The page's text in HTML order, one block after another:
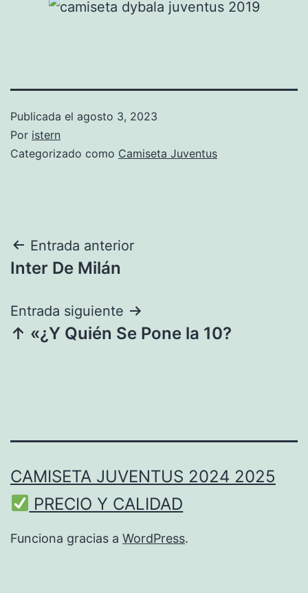
Publicada el agosto 3, 2023
Por istern
Categorizado como Camiseta Juventus
Navegación
de
entradas
Entrada anterior
Inter De Milán
Entrada siguiente
↑ «¿Y Quién Se Pone la 10?
CAMISETA JUVENTUS 2024 2025
PRECIO Y CALIDAD
Funciona gracias a WordPress.